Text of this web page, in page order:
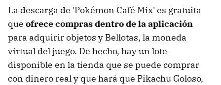
La descarga de 'Pokémon Café Mix' es gratuita
que ofrece compras dentro de la aplicación
para adquirir objetos y Bellotas, la moneda
virtual del juego. De hecho, hay un lote
disponible en la tienda que se puede comprar
con dinero real y que hará que Pikachu Goloso,